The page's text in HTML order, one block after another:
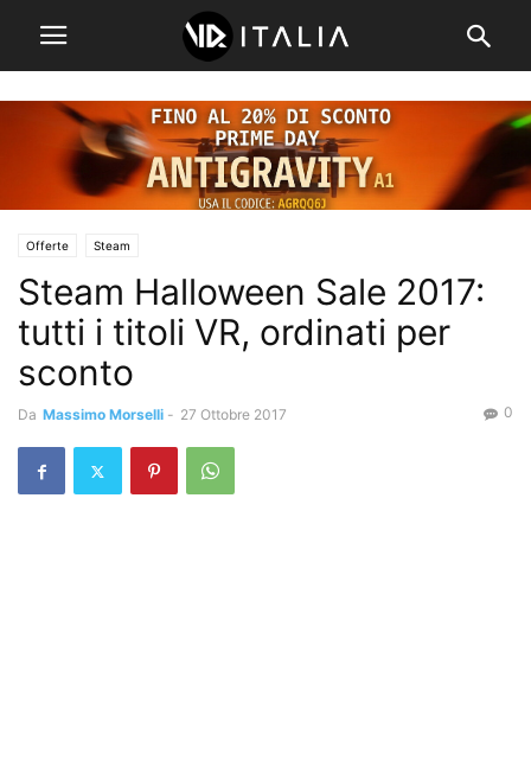
Offerte Steam
Steam Halloween Sale 2017:
tutti i titoli VR, ordinati per
sconto
Da Massimo Morselli - 27 Ottobre 2017 0